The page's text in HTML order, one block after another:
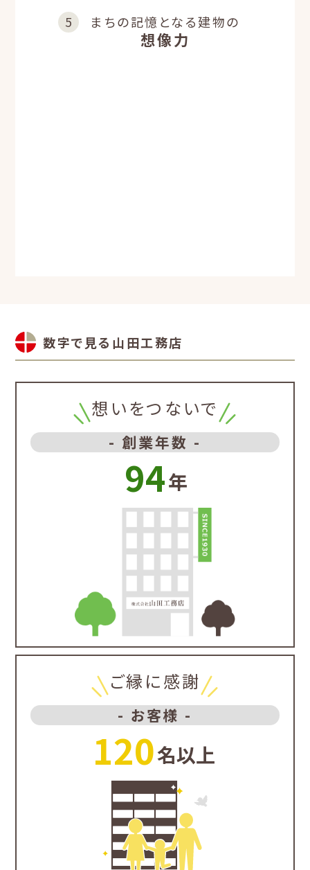
まちの記憶となる建物の
想像力
数字で見る山田工務店
想いをつないで
- 創業年数 -
94年
ご縁に感謝
- お客様 -
120名以上